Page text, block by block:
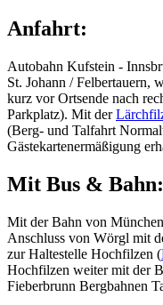
Anfahrt:
Autobahn Kufstein -
St. Johann / Felbertauern,
kurz vor Ortsende nach
Parkplatz). Mit der
(Berg- und Talfahrt
Gästekartenermäßigung
Mit Bus & Bahn:
Mit der Bahn von
Anschluss von Wörgl mit
zur Haltestelle Hochfilzen (
Hochfilzen weiter mit der
Fieberbrunn Bergbahnen